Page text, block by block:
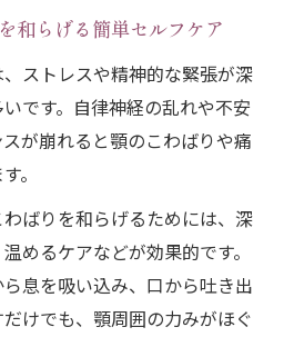
和らげる簡単セルフケア
ストレスや精神的な緊張が深
です。自律神経の乱れや不安
が崩れると顎のこわばりや痛
。
ばりを和らげるためには、深
めるケアなどが効果的です。
息を吸い込み、口から吐き出
けでも、顎周囲の力みがほぐ